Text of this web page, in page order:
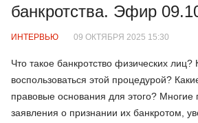
банкротства. Эфир
ИНТЕРВЬЮ 09 ОКТЯБРЯ 2025 15:30
Что такое банкротство физических лиц?
воспользоваться этой процедурой?
правовые основания для этого?
заявления о признании их банкротом,